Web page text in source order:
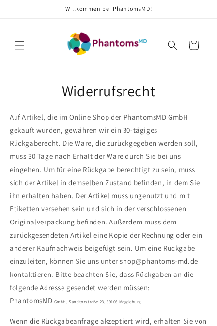
Willkommen bei PhantomsMD!
Warenkorb
Widerrufsrecht
Auf Artikel, die im Online Shop der PhantomsMD GmbH
gekauft wurden, gewähren wir ein 30-tägiges
Rückgaberecht. Die Ware, die zurückgegeben werden soll,
muss 30 Tage nach Erhalt der Ware durch Sie bei uns
eingehen. Um für eine Rückgabe berechtigt zu sein, muss
sich der Artikel in demselben Zustand befinden, in dem Sie
ihn erhalten haben. Der Artikel muss ungenutzt und mit
Etiketten versehen sein und sich in der verschlossenen
Originalverpackung befinden. Außerdem muss dem
zurückgesendeten Artikel eine Kopie der Rechnung oder ein
anderer Kaufnachweis beigefügt sein. Um eine Rückgabe
einzuleiten, können Sie uns unter shop@phantoms-md.de
kontaktieren. Bitte beachten Sie, dass Rückgaben an die
folgende Adresse gesendet werden müssen:
PhantomsMD GmbH, Sandtorstraße 23, 39106 Magdeburg
Wenn die Rückgabeanfrage akzeptiert wird, erhalten Sie von